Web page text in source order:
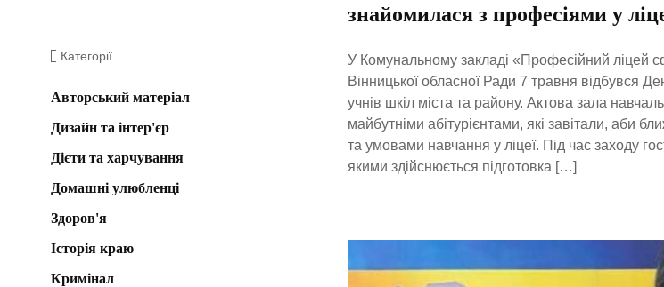
знайомилася з професіями у
У Комунальному закладі «Професійний ліцей
Вінницької обласної Ради 7 травня відбувся
учнів шкіл міста та району. Актова зала
майбутніми абітурієнтами, які завітали, аби
та умовами навчання у ліцеї. Під час заходу
якими здійснюється підготовка […]
Категорії
Авторський матеріал
Дизайн та інтер'єр
Дієти та харчування
Домашні улюбленці
Здоров'я
Історія краю
Кримінал